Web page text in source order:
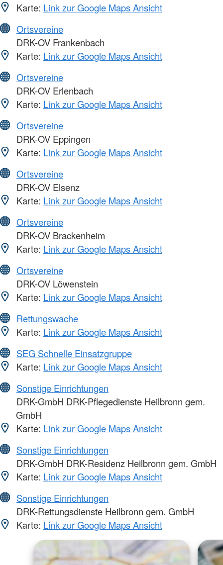
Karte: Link zur Google Maps Ansicht
Ortsvereine
DRK-OV Frankenbach
Karte: Link zur Google Maps Ansicht
Ortsvereine
DRK-OV Erlenbach
Karte: Link zur Google Maps Ansicht
Ortsvereine
DRK-OV Eppingen
Karte: Link zur Google Maps Ansicht
Ortsvereine
DRK-OV Elsenz
Karte: Link zur Google Maps Ansicht
Ortsvereine
DRK-OV Brackenheim
Karte: Link zur Google Maps Ansicht
Ortsvereine
DRK-OV Löwenstein
Karte: Link zur Google Maps Ansicht
Rettungswache
Karte: Link zur Google Maps Ansicht
SEG Schnelle Einsatzgruppe
Karte: Link zur Google Maps Ansicht
Sonstige Einrichtungen
DRK-GmbH DRK-Pflegedienste Heilbronn gem.
GmbH
Karte: Link zur Google Maps Ansicht
Sonstige Einrichtungen
DRK-GmbH DRK-Residenz Heilbronn gem. GmbH
Karte: Link zur Google Maps Ansicht
Sonstige Einrichtungen
DRK-Rettungsdienste Heilbronn gem. GmbH
Karte: Link zur Google Maps Ansicht